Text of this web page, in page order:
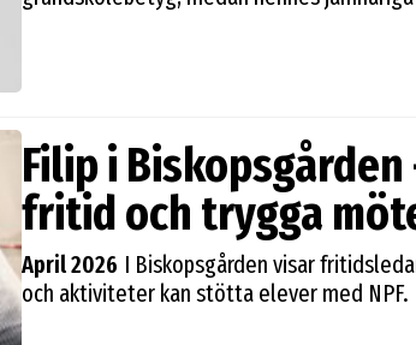
Filip i
fritid och trygga
April 2026 I Biskopsgården visar
och aktiviteter kan stötta elever med NPF.